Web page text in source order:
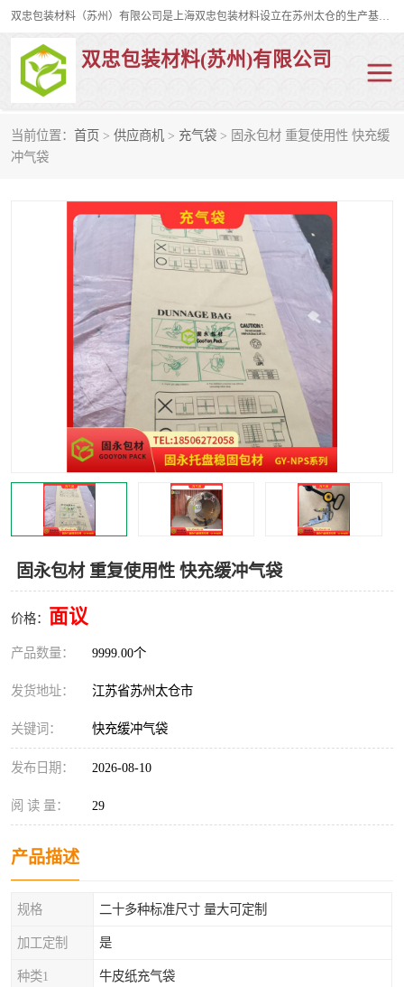
双忠包装材料（苏州）有限公司是上海双忠包装材料设立在苏州太仓的生产基地，占地约2万平米，产品主要有打孔缠绕膜，拉伸蜂窝纸，集装箱充气袋，滑托板，打包带，裹包网兜，防滑纸等箱体和托盘的运输和保护性包材。固永包材®，GooYon Pack®，是我们保护性包装材料的专属品牌。
双忠包装材料(苏州)有限公司
当前位置： 首页 > 供应商机 > 充气袋 > 固永包材 重复使用性 快充缓
冲气袋
固永包材 重复使用性 快充缓冲气袋
价格： 面议
产品数量： 9999.00个
发货地址： 江苏省苏州太仓市
关键词： 快充缓冲气袋
发布日期： 2026-08-10
阅 读 量： 29
产品描述
规格 二十多种标准尺寸 量大可定制
加工定制 是
种类1 牛皮纸充气袋
打孔缠绕膜
裹包网兜 纤维打包带
充气袋
托盘裹包网兜
托盘捆绑带